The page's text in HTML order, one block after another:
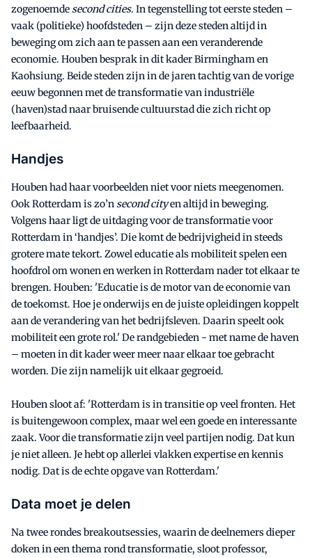
zogenoemdesecond cities. In tegenstelling tot eerste steden –
vaak (politieke) hoofdsteden – zijn deze steden altijd in
beweging om zich aan te passen aan een veranderende
economie. Houben besprak in dit kader Birmingham en
Kaohsiung. Beide steden zijn in de jaren tachtig van de vorige
eeuw begonnen met de transformatie van industriële
(haven)stad naar bruisende cultuurstad die zich richt op
leefbaarheid.
Handjes
Houben had haar voorbeelden niet voor niets meegenomen.
Ook Rotterdam is zo’nsecond cityen altijd in beweging.
Volgens haar ligt de uitdaging voor de transformatie voor
Rotterdam in ‘handjes’. Die komt de bedrijvigheid in steeds
grotere mate tekort. Zowel educatie als mobiliteit spelen een
hoofdrol om wonen en werken in Rotterdam nader tot elkaar te
brengen. Houben: 'Educatie is de motor van de economie van
de toekomst. Hoe je onderwijs en de juiste opleidingen koppelt
aan de verandering van het bedrijfsleven. Daarin speelt ook
mobiliteit een grote rol.' De randgebieden - met name de haven
– moeten in dit kader weer meer naar elkaar toe gebracht
worden. Die zijn namelijk uit elkaar gegroeid.
Houben sloot af: 'Rotterdam is in transitie op veel fronten. Het
is buitengewoon complex, maar wel een goede en interessante
zaak. Voor die transformatie zijn veel partijen nodig. Dat kun
je niet alleen. Je hebt op allerlei vlakken expertise en kennis
nodig. Dat is de echte opgave van Rotterdam.'
Data moet je delen
Na twee rondes breakoutsessies, waarin de deelnemers dieper
doken in een thema rond transformatie, sloot professor,